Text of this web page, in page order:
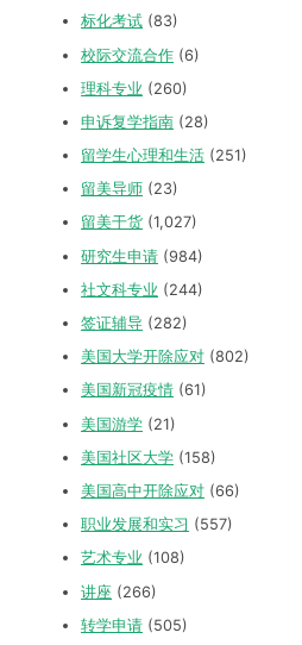
标化考试 (83)
校际交流合作 (6)
理科专业 (260)
申诉复学指南 (28)
留学生心理和生活 (251)
留美导师 (23)
留美干货 (1,027)
研究生申请 (984)
社文科专业 (244)
签证辅导 (282)
美国大学开除应对 (802)
美国新冠疫情 (61)
美国游学 (21)
美国社区大学 (158)
美国高中开除应对 (66)
职业发展和实习 (557)
艺术专业 (108)
讲座 (266)
转学申请 (505)